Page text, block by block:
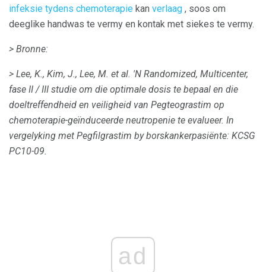
infeksie tydens chemoterapie kan verlaag , soos om
deeglike handwas te vermy en kontak met siekes te vermy.
> Bronne:
> Lee, K., Kim, J., Lee, M. et al. 'N Randomized, Multicenter,
fase II / III studie om die optimale dosis te bepaal en die
doeltreffendheid en veiligheid van Pegteograstim op
chemoterapie-geïnduceerde neutropenie te evalueer. In
vergelyking met Pegfilgrastim by borskankerpasiënte: KCSG
PC10-09.
ad